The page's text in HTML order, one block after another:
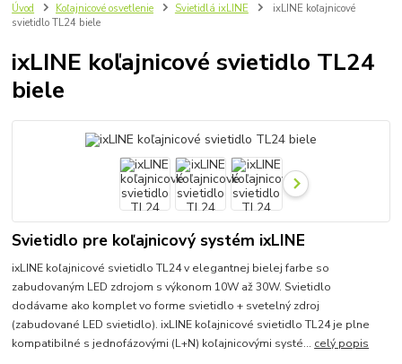
Úvod Koľajnicové osvetlenie Svietidlá ixLINE
ixLINE koľajnicové
svietidlo TL24 biele
ixLINE koľajnicové svietidlo TL24
biele
Svietidlo pre koľajnicový systém ixLINE
ixLINE koľajnicové svietidlo TL24 v elegantnej bielej farbe so
zabudovaným LED zdrojom s výkonom 10W až 30W. Svietidlo
dodávame ako komplet vo forme svietidlo + svetelný zdroj
(zabudované LED svietidlo). ixLINE koľajnicové svietidlo TL24 je plne
kompatibilné s jednofázovými (L+N) koľajnicovými systé... celý popis